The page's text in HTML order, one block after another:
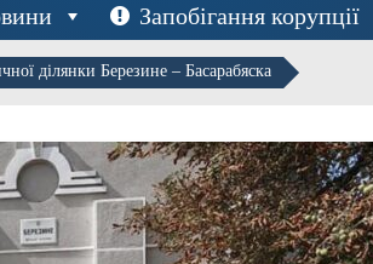
Запобігання корупції
ділянки Березине – Басарабяска